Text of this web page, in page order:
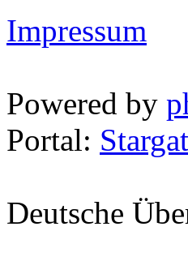
Impressum
Powered by
Portal:
Deutsche